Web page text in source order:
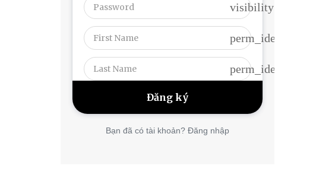
visibility
perm_identity
perm_identity
Bạn đã có tài khoản? Đăng nhập